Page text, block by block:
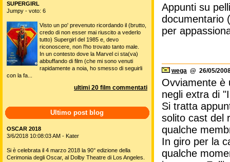
Appunti su
documentario
per
wega @ 26/05/
Ovviamente è
negli extra di
Si tratta
solito cast del
qualche
In giro per la
qualche
SUPERGIRL
Jumpy - voto: 6
Visto un po' prevenuto ricordando il (brutto,
credo di non esser mai riuscito a vederlo
tutto) Supergirl del 1985 e, devo
riconoscere, non l'ho trovato tanto male.
In un contesto dove la Marvel ci sta(va)
abbuffando di film (che mi sono venuti
rapidamente a noia, ho smesso di seguirli
con la fa...
ultimi 20 film commentati
Ultimo post blog
OSCAR 2018
3/6/2018 10:08:03 AM - Kater
Si è celebrata il 4 marzo 2018 la 90° edizione della
Cerimonia degli Oscar, al Dolby Theatre di Los Angeles.